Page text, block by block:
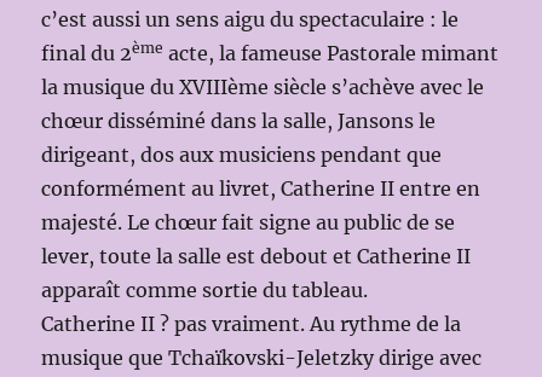
c’est aussi un sens aigu du spectaculaire : le
final du 2ème acte, la fameuse Pastorale mimant
la musique du XVIIIème siècle s’achève avec le
chœur disséminé dans la salle, Jansons le
dirigeant, dos aux musiciens pendant que
conformément au livret, Catherine II entre en
majesté. Le chœur fait signe au public de se
lever, toute la salle est debout et Catherine II
apparaît comme sortie du tableau.
Catherine II ? pas vraiment. Au rythme de la
musique que Tchaïkovski-Jeletzky dirige avec